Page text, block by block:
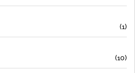
(1)
(10)